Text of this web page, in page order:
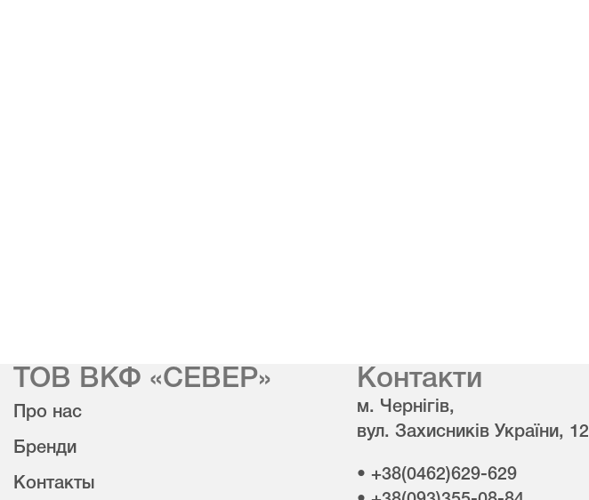
ТОВ ВКФ «СЕВЕР»
Про нас
Бренди
Контакты
Контакти
м. Чернігів,
вул. Захисників України, 12
• +38(0462)629-629